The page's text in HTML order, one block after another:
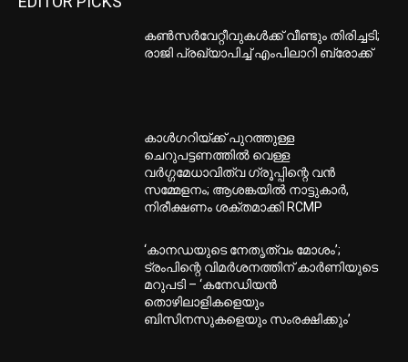
കണ്‍സര്‍വേറ്റീവുകള്‍ക്ക് വീണ്ടും തിരിച്ചടി;
രാജി പ്രഖ്യാപിച്ച് എംപിലാറി ബ്രോക്ക്
കാൾഗറിയ്ക്ക് പുറത്തുള്ള
ചെറുപട്ടണത്തിൽ വെള്ള
വർഗ്ഗമേധാവിത്വ ഗ്രൂപ്പിന്റെ വൻ
സമ്മേളനം; ആശങ്കയിൽ നാട്ടുകാർ,
നിരീക്ഷണം ശക്തമാക്കി RCMP
‘കാനഡയുടെ നേതൃത്വം മോശം’;
ട്രംപിന്റെ വിമർശനത്തിന് കാർണിയുടെ
മറുപടി – ‘കനേഡിയൻ
തൊഴിലാളികളെയും
ബിസിനസുകളെയും സംരക്ഷിക്കും’